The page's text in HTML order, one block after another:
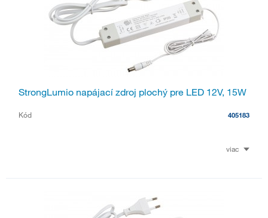
StrongLumio napájací zdroj plochý pre LED 12V, 15W
Kód 405183
viac